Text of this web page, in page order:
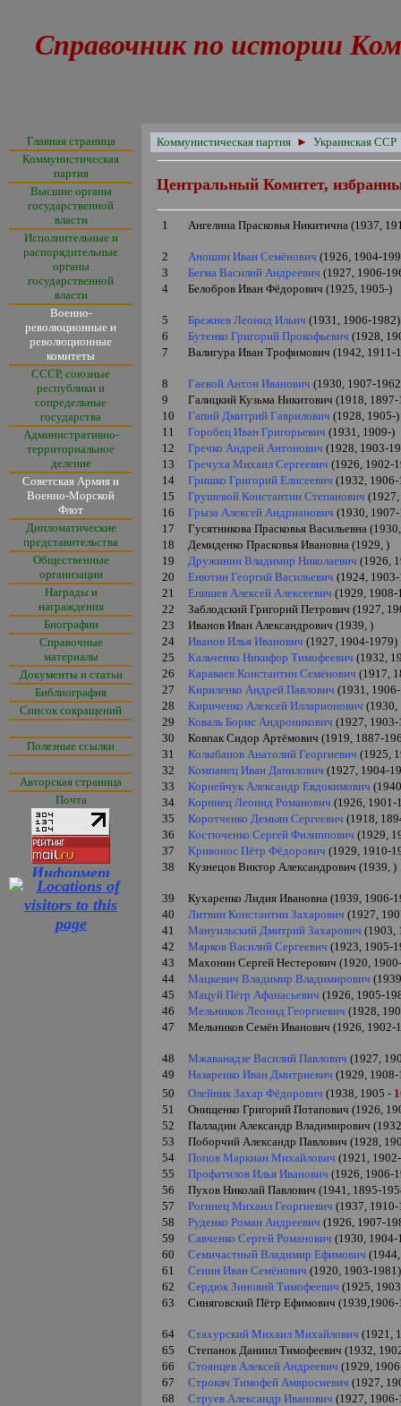
Справочник по истории
Главная страница
Коммунистическая
партия
Высшие органы
государственной
власти
Исполнительные и
распорядительные
органы
государственной
власти
Военно-
революционные и
революционные
комитеты
СССР, союзные
республики и
сопредельные
государства
Административно-
территориальное
деление
Советская Армия и
Военно-Морской
Флот
Дипломатические
представительства
Общественные
организации
Награды и
награждения
Биографии
Справочные
материалы
Документы и статьи
Библиография
Список сокращений
Полезные ссылки
Авторская страница
Почта
Коммунистическая партия ► Украинская ССР
Центральный Комитет,
1 Ангелина Прасковья Никитична (1937,
2 Аношин Иван Семёнович (1926, 1904-
3
Бегма Василий Андреевич (1927, 1906-
4
Белобров Иван Фёдорович (1925, 1905-)
5 Брежнев Леонид Ильич (1931, 1906-1982)
6
Бутенко Григорий Прокофьевич (1928,
7
Валигура Иван Трофимович (1942, 1911-
8 Гаевой Антон Иванович (1930, 1907-
9
Галицкий Кузьма Никитович (1918,
10
Гапий Дмитрий Гаврилович (1928, 1905-)
11
Горобец Иван Григорьевич (1931, 1909-)
12
Гречко Андрей Антонович (1928, 1903-
13
Гречуха Михаил Сергеевич (1926, 1902-
14
Гришко Григорий Елисеевич (1932,
15
Грушевой Константин Степанович
16
Грыза Алексей Андрианович (1930,
17
Гусятникова Прасковья Васильевна (1930,
18
Демиденко Прасковья Ивановна (1929, )
19
Дружинин Владимир Николаевич (1926,
20
Енютин Георгий Васильевич (1924,
21
Епишев Алексей Алексеевич (1929, 1908-
22
Заблодский Григорий Петрович (1927,
23
Иванов Иван Александрович (1939, )
24
Иванов Илья Иванович (1927, 1904-1979)
25
Кальченко Никифор Тимофеевич (1932,
26
Караваев Константин Семёнович (1917,
27
Кириленко Андрей Павлович (1931,
28
Кириченко Алексей Илларионович (1930,
29
Коваль Борис Андроникович (1927,
30
Ковпак Сидор Артёмович (1919, 1887-
31
Колыбанов Анатолий Георгиевич (1925,
32
Компанец Иван Данилович (1927, 1904-
33
Корнейчук Александр Евдокимович
34
Корниец Леонид Романович (1926, 1901-
35
Коротченко Демьян Сергеевич (1918,
36
Костюченко Сергей Филиппович (1929,
37
Кривонос Пётр Фёдорович (1929, 1910-
38
КузнецовВиктор Александрович(1939, )
39
Кухаренко Лидия Ивановна (1939, 1906-
40
Литвин Константин Захарович (1927,
41
Мануильский Дмитрий Захарович (1903,
42
Марков Василий Сергеевич (1923, 1905-
43
Махонин Сергей Нестерович (1920,
44
Мацкевич Владимир Владимирович
45
Мацуй Пётр Афанасьевич (1926, 1905-
46
Мельников Леонид Георгиевич (1928,
47
Мельников Семён Иванович (1926, 1902-
48 Мжаванадзе Василий Павлович (1927,
49
Назаренко Иван Дмитриевич (1929,
50
Олейник Захар Фёдорович (1938, 1905 -
51
Онищенко Григорий Потапович (1926,
52
Палладин Александр Владимирович
53
Поборчий Александр Павлович (1928,
54
Попов Маркиан Михайлович (1921,
55
Профатилов Илья Иванович (1926, 1906-
56
Пухов Николай Павлович (1941, 1895-
57
Рогинец Михаил Георгиевич (1937,
58
Руденко Роман Андреевич (1926, 1907-
59
Савченко Сергей Романович (1930, 1904-
60
Семичастный Владимир Ефимович
61
Сенин Иван Семёнович (1920, 1903-1981)
62
Сердюк Зиновий Тимофеевич (1925,
63
Синяговский Пётр Ефимович
64 Стахурский Михаил Михайлович (1921,
65
Степанок Даниил Тимофеевич (1932,
66
Стоянцев Алексей Андреевич (1929,
67
Строкач Тимофей Амвросиевич (1927,
68
Струев Александр Иванович (1927,